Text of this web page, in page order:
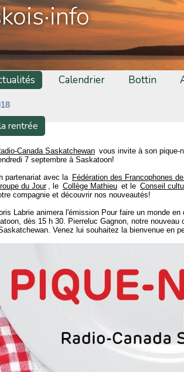
Calendrier Bottin
rentrée
Canada Saskatchewan vous invite à son pique-
7 septembre à Saskatoon!
partenariat avec la Fédération des Francophones
du Jour , le Collège Mathieu et le Conseil
compagnie et découvrir nos nouveautés!
Labrie animera l'émission Pour faire un monde
dès 15 h 30. Pierreluc Gagnon, notre nouveau
Venez lui souhaitez la bienvenue en